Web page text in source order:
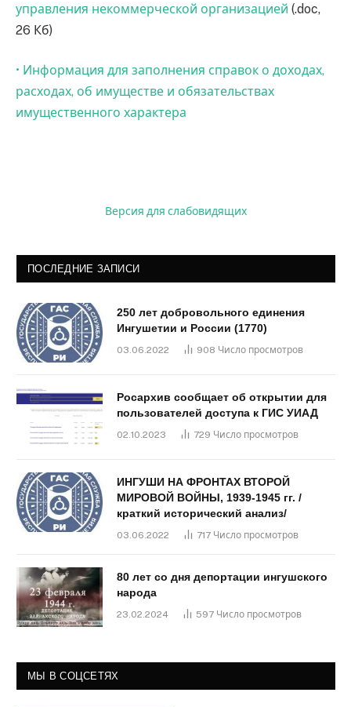
управления некоммерческой организацией (.doc,
26 Кб)
• Информация для заполнения справок о доходах,
расходах, об имуществе и обязательствах
имущественного характера
Версия для слабовидящих
ПОСЛЕДНИЕ ЗАПИСИ
250 лет добровольного единения
Ингушетии и России (1770)
03.06.2022 908 Число просмотров
Росархив сообщает об открытии для
пользователей доступа к ГИС УИАД
02.10.2023 729 Число просмотров
ИНГУШИ НА ФРОНТАХ ВТОРОЙ
МИРОВОЙ ВОЙНЫ, 1939-1945 гг. /
краткий исторический анализ/
03.06.2022 717 Число просмотров
80 лет со дня депортации ингушского
народа
23.02.2024 597 Число просмотров
МЫ В СОЦСЕТЯХ